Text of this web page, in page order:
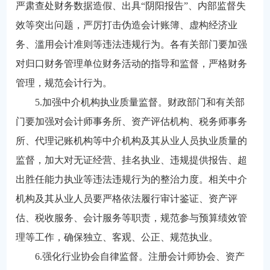
严肃查处财务数据造假、出具“阴阳报告”、内部监督失
效等突出问题，严厉打击伪造会计账簿、虚构经济业
务、滥用会计准则等违法违规行为。各有关部门要加强
对归口财务管理单位财务活动的指导和监督，严格财务
管理，规范会计行为。
5.加强中介机构执业质量监督。财政部门和有关部
门要加强对会计师事务所、资产评估机构、税务师事务
所、代理记账机构等中介机构及其从业人员执业质量的
监督，加大对无证经营、挂名执业、违规提供报告、超
出胜任能力执业等违法违规行为的整治力度。相关中介
机构及其从业人员要严格依法履行审计鉴证、资产评
估、税收服务、会计服务等职责，规范参与预算绩效管
理等工作，确保独立、客观、公正、规范执业。
6.强化行业协会自律监督。注册会计师协会、资产